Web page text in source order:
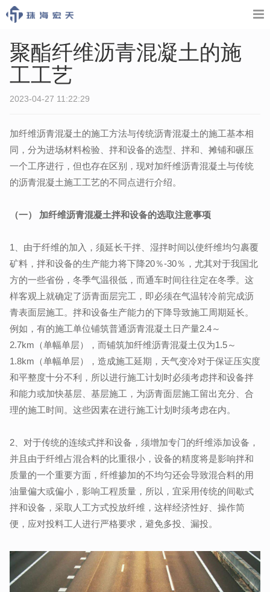
聚酯纤维沥青混凝土的施
工工艺
2023-04-27 11:22:29
加纤维沥青混凝土的施工方法与传统沥青混凝土的施工基本相
同，分为进场材料检验、拌和设备的选型、拌和、摊铺和碾压
一个工序进行，但也存在区别，现对加纤维沥青混凝土与传统
的沥青混凝土施工工艺的不同点进行介绍。
（一） 加纤维沥青混凝土拌和设备的选取注意事项
1、由于纤维的加入，须延长干拌、湿拌时间以使纤维均匀裹覆
矿料，拌和设备的生产能力将下降20％-30％，尤其对于我国北
方的一些省份，冬季气温很低，而通车时间往往定在冬季。这
样客观上就确定了沥青面层完工，即必须在气温转冷前完成沥
青表面层施工。拌和设备生产能力的下降导致施工周期延长。
例如，有的施工单位铺筑普通沥青混凝土日产量2.4～
2.7km（单幅单层），而铺筑加纤维沥青混凝土仅为1.5～
1.8km（单幅单层），造成施工延期，天气变冷对于保证压实度
和平整度十分不利，所以进行施工计划时必须考虑拌和设备拌
和能力或加快基层、基层施工，为沥青面层施工留出充分、合
理的施工时间。这些因素在进行施工计划时须考虑在内。
2、对于传统的连续式拌和设备，须增加专门的纤维添加设备，
并且由于纤维占混合料的比重很小，设备的精度将是影响拌和
质量的一个重要方面，纤维掺加的不均匀还会导致混合料的用
油量偏大或偏小，影响工程质量，所以，宜采用传统的间歇式
拌和设备，采取人工方式投放纤维，这样经济性好、操作简
便，应对投料工人进行严格要求，避免多投、漏投。